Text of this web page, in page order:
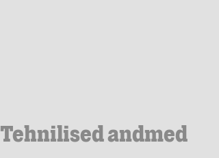
Tehnilised andmed